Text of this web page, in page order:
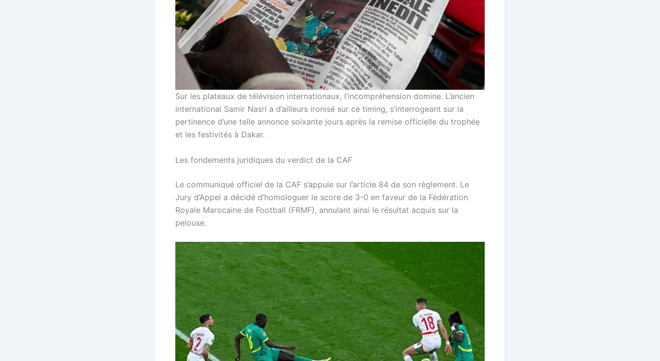
Sur les plateaux de télévision internationaux, l’incompréhension domine. L’ancien
international Samir Nasri a d’ailleurs ironisé sur ce timing, s’interrogeant sur la
pertinence d’une telle annonce soixante jours après la remise officielle du trophée
et les festivités à Dakar.
Les fondements juridiques du verdict de la CAF
Le communiqué officiel de la CAF s’appuie sur l’article 84 de son règlement. Le
Jury d’Appel a décidé d’homologuer le score de 3-0 en faveur de la Fédération
Royale Marocaine de Football (FRMF), annulant ainsi le résultat acquis sur la
pelouse.